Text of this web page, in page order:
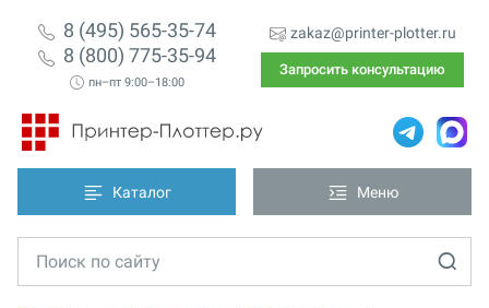
8 (495) 565-35-74
8 (800) 775-35-94
пн–пт 9:00–18:00
zakaz@printer-plotter.ru
Запросить консультацию
Каталог Меню